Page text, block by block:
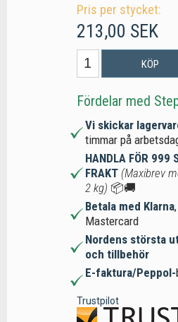
Pris per stycket:
213,00 SEK
KÖP
Fördelar med
Vi skickar
timmar på
HANDLA FÖR 999
FRAKT (Maxibrev
2 kg) 📦🚚
Betala med Klarna
Mastercard
Nordens största
och tillbehör
E-faktura/Peppol-
Trustpilot